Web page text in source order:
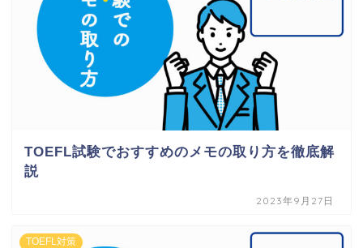
TOEFL試験でおすすめのメモの取り方を徹底解
説
2023年9月27日
TOEFL対策